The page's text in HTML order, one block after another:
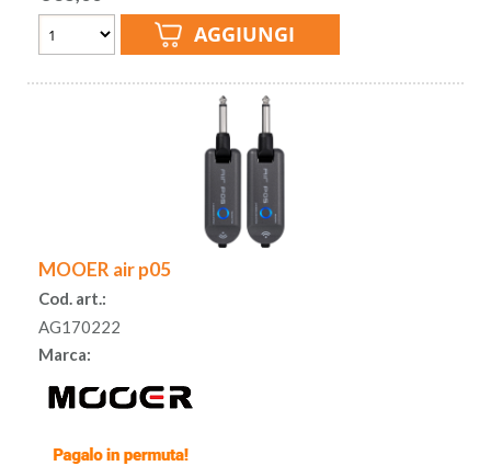
MOOER air p05
Cod. art.:
AG170222
Marca: